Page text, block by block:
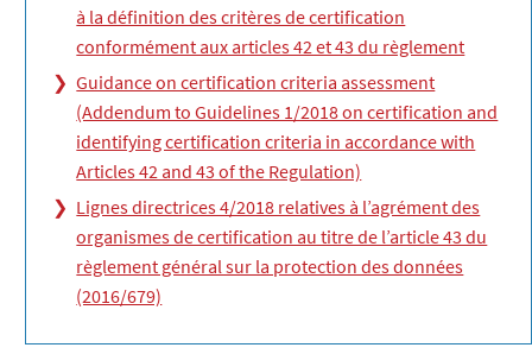
à la définition des critères de certification
conformément aux articles 42 et 43 du règlement
Guidance on certification criteria assessment
(Addendum to Guidelines 1/2018 on certification and
identifying certification criteria in accordance with
Articles 42 and 43 of the Regulation)
Lignes directrices 4/2018 relatives à l’agrément des
organismes de certification au titre de l’article 43 du
règlement général sur la protection des données
(2016/679)